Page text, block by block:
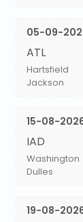
05-09-
ATL
Hartsfield
Jackson
15-08-
IAD
Washington
Dulles
19-08-